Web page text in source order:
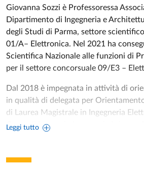
Leggi tutto
Giovanna Sozzi è Professoressa
Dipartimento di Ingegneria e
degli Studi di Parma, settore
01/A– Elettronica. Nel 2021 ha
Scientifica Nazionale alle funzioni di
per il settore concorsuale 09/E3 –
Dal 2018 è impegnata in attività di
in qualità di delegata per
di Laurea Magistrale in Ingegneria
Corso di Laurea in Ingegneria
Ingegneria e Architettura e Delegata